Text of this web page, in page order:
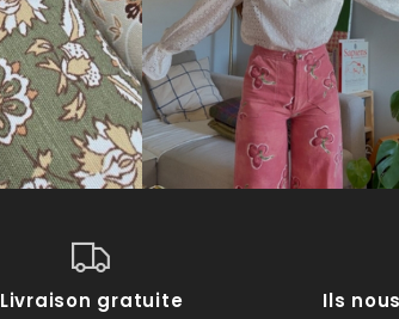
Livraison gratuite Ils